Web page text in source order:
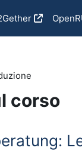
corso